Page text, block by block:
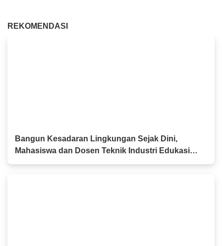
REKOMENDASI
Bangun Kesadaran Lingkungan Sejak Dini,
Mahasiswa dan Dosen Teknik Industri Edukasi
Pilah Sampah kepada Anak-anak